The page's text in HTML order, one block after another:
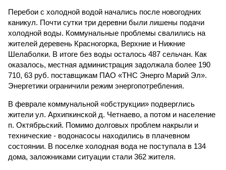
Перебои с холодной водой начались после новогодних
каникул. Почти сутки три деревни были лишены подачи
холодной воды. Коммунальные проблемы свалились на
жителей деревень Красногорка, Верхние и Нижние
Шелаболки. В итоге без воды осталось 487 сельчан. Как
оказалось, местная администрация задолжала более 190
710, 63 руб. поставщикам ПАО «ТНС Энерго Марий Эл».
Энергетики ограничили режим энергопотребления.
В феврале коммунальной «обструкции» подверглись
жители ул. Архипкинской д. Четнаево, а потом и население
п. Октябрьский. Помимо долговых проблем накрыли и
технические - водонасосы находились в плачевном
состоянии. В поселке холодная вода не поступала в 134
дома, заложниками ситуации стали 362 жителя.